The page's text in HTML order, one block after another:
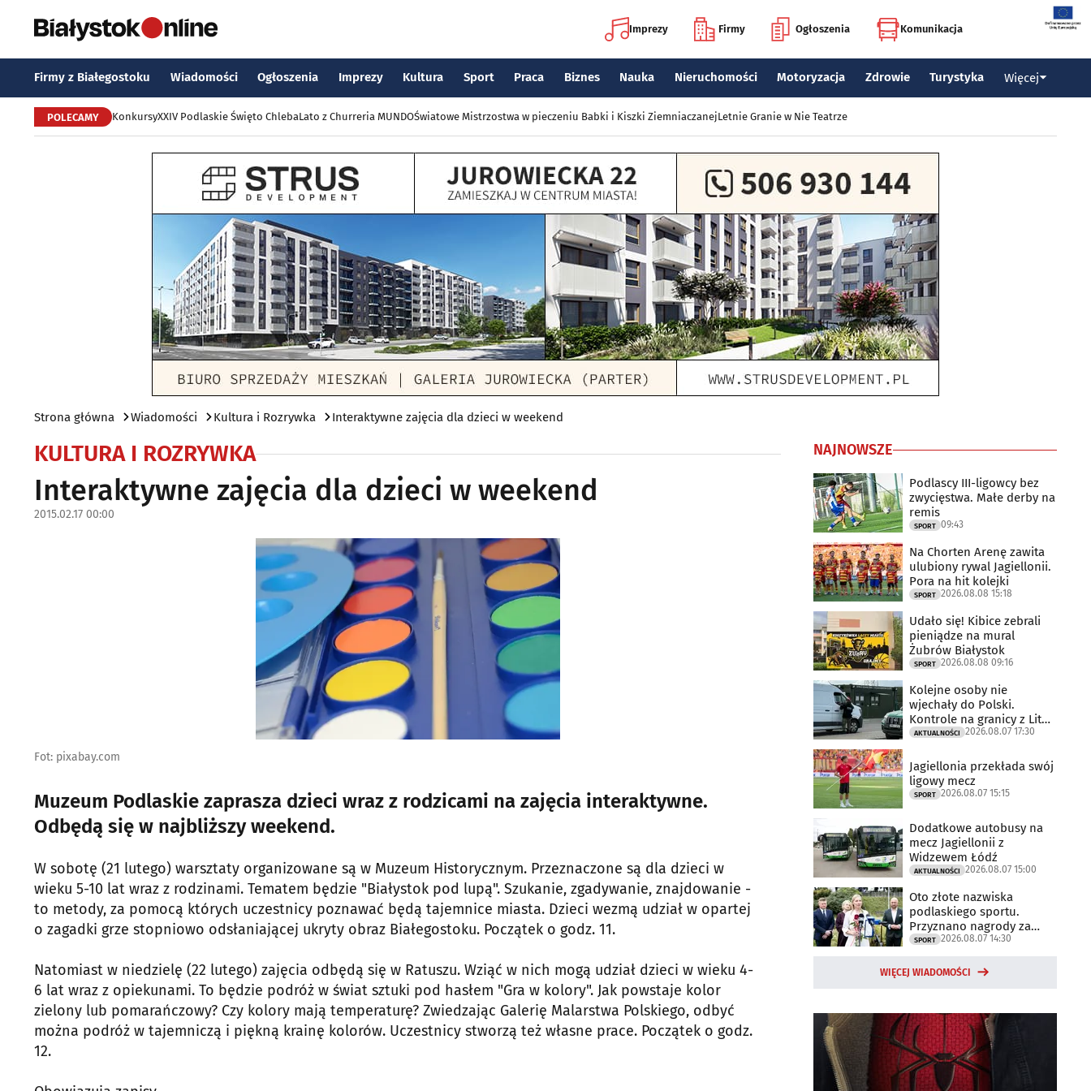
Imprezy Firmy Ogłoszenia Komunikacja
Firmy z Białegostoku Wiadomości Ogłoszenia Imprezy Kultura Sport Praca Biznes Nauka Nieruchomości Motoryzacja Zdrowie Turystyka Więcej
POLECAMY KonkursyXXIV Podlaskie Święto ChlebaLato z Churreria MUNDOŚwiatowe Mistrzostwa w pieczeniu Babki i Kiszki ZiemniaczanejLetnie Granie w Nie Teatrze
Strona główna Wiadomości Kultura i Rozrywka Interaktywne zajęcia dla dzieci w weekend
KULTURA I ROZRYWKA
Interaktywne zajęcia dla dzieci w weekend
2015.02.17 00:00
Fot: pixabay.com
Muzeum Podlaskie zaprasza dzieci wraz z rodzicami na zajęcia interaktywne.
Odbędą się w najbliższy weekend.
W sobotę (21 lutego) warsztaty organizowane są w Muzeum Historycznym. Przeznaczone są dla dzieci w
wieku 5-10 lat wraz z rodzinami. Tematem będzie "Białystok pod lupą". Szukanie, zgadywanie, znajdowanie -
to metody, za pomocą których uczestnicy poznawać będą tajemnice miasta. Dzieci wezmą udział w opartej
o zagadki grze stopniowo odsłaniającej ukryty obraz Białegostoku. Początek o godz. 11.
Natomiast w niedzielę (22 lutego) zajęcia odbędą się w Ratuszu. Wziąć w nich mogą udział dzieci w wieku 4-
6 lat wraz z opiekunami. To będzie podróż w świat sztuki pod hasłem "Gra w kolory". Jak powstaje kolor
zielony lub pomarańczowy? Czy kolory mają temperaturę? Zwiedzając Galerię Malarstwa Polskiego, odbyć
można podróż w tajemniczą i piękną krainę kolorów. Uczestnicy stworzą też własne prace. Początek o godz.
12.
NAJNOWSZE
Podlascy III-ligowcy bez
zwycięstwa. Małe derby na
remis
SPORT 09:43
Na Chorten Arenę zawita
ulubiony rywal Jagiellonii.
Pora na hit kolejki
SPORT 2026.08.08 15:18
Udało się! Kibice zebrali
pieniądze na mural
Żubrów Białystok
SPORT 2026.08.08 09:16
Kolejne osoby nie
wjechały do Polski.
Kontrole na granicy z Litwą
trwają
AKTUALNOŚCI 2026.08.07 17:30
Jagiellonia przekłada swój
ligowy mecz
SPORT 2026.08.07 15:15
Dodatkowe autobusy na
mecz Jagiellonii z
Widzewem Łódź
AKTUALNOŚCI 2026.08.07 15:00
Oto złote nazwiska
podlaskiego sportu.
Przyznano nagrody za
2025 rok
SPORT 2026.08.07 14:30
WIĘCEJ WIADOMOŚCI